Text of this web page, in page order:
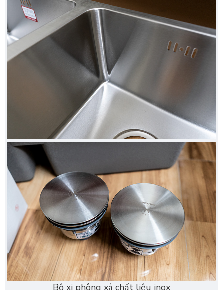
Bộ xi phông xả chất liệu inox